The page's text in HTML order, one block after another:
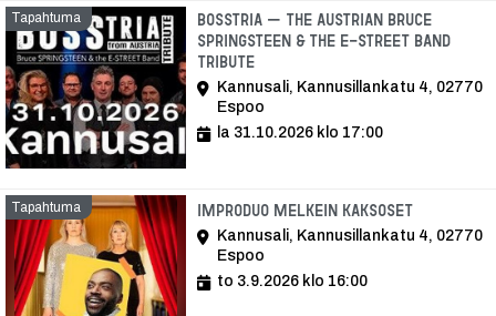
Tapahtuma
BOSStria – The Austrian Bruce
Springsteen & The E-Street Band
Tribute
Kannusali, Kannusillankatu 4, 02770
Espoo
la 31.10.2026 klo 17:00
Tapahtuma Improduo Melkein Kaksoset
Kannusali, Kannusillankatu 4, 02770
Espoo
to 3.9.2026 klo 16:00